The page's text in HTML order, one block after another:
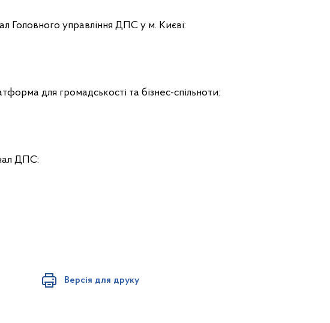
Головного управління ДПС у м. Києві:
для громадськості та бізнес-спільноти:
ДПС:
Версія для друку